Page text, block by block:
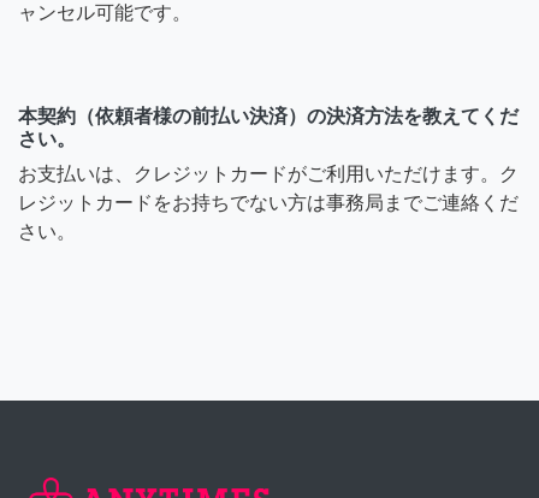
ャンセル可能です。
本契約（依頼者様の前払い決済）の決済方法を教えてくだ
さい。
お支払いは、クレジットカードがご利用いただけます。ク
レジットカードをお持ちでない方は事務局までご連絡くだ
さい。